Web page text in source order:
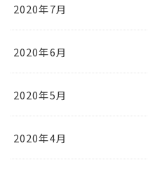
2020年7月
2020年6月
2020年5月
2020年4月